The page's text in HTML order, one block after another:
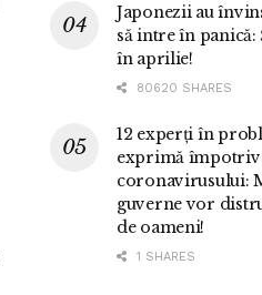
Japonezii au
să intre în
în aprilie!
80620 SHARES
12 experți în
exprimă
coronavirusului:
guverne vor
de oameni!
1 SHARES